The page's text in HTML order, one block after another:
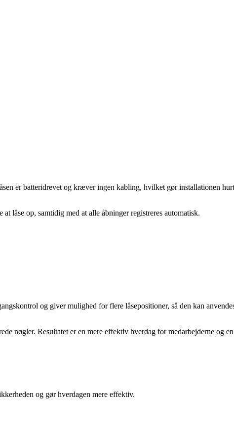
er batteridrevet og kræver ingen kabling, hvilket gør installationen
låse op, samtidig med at alle åbninger registreres automatisk.
og giver mulighed for flere låsepositioner, så den kan
nøgler. Resultatet er en mere effektiv hverdag for medarbejderne og en
og gør hverdagen mere effektiv.